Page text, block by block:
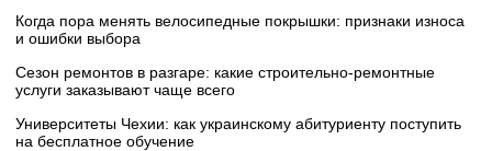
Когда пора менять велосипедные покрышки: признаки износа
и ошибки выбора
Сезон ремонтов в разгаре: какие строительно-ремонтные
услуги заказывают чаще всего
Университеты Чехии: как украинскому абитуриенту поступить
на бесплатное обучение